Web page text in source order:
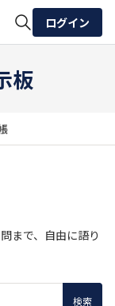
ログイン
板
まで、自由に語り